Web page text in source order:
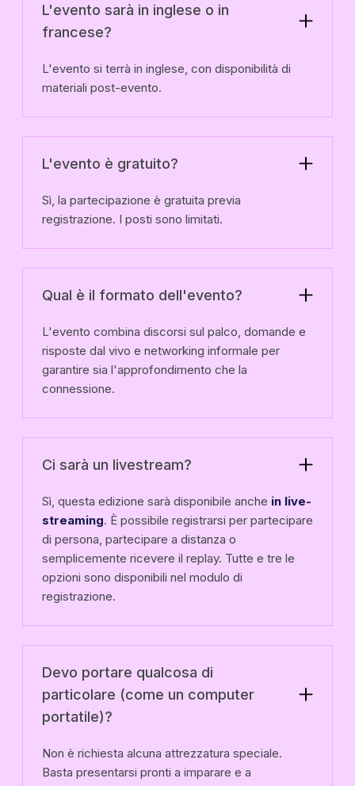
L'evento sarà in inglese o in
francese?
L'evento si terrà in inglese, con disponibilità di
materiali post-evento.
L'evento è gratuito?
Sì, la partecipazione è gratuita previa
registrazione. I posti sono limitati.
Qual è il formato dell'evento?
L'evento combina discorsi sul palco, domande e
risposte dal vivo e networking informale per
garantire sia l'approfondimento che la
connessione.
Ci sarà un livestream?
Sì, questa edizione sarà disponibile anche in live-
streaming. È possibile registrarsi per partecipare
di persona, partecipare a distanza o
semplicemente ricevere il replay. Tutte e tre le
opzioni sono disponibili nel modulo di
registrazione.
Devo portare qualcosa di
particolare (come un computer
portatile)?
Non è richiesta alcuna attrezzatura speciale.
Basta presentarsi pronti a imparare e a